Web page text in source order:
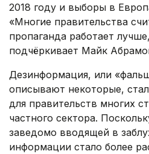
2018 году и выборы в
«Многие правительства
пропаганда работает
подчёркивает Майк
Дезинформация, или
описывают некоторые,
для правительств многих
частного сектора.
заведомо вводящей в
информации стало более